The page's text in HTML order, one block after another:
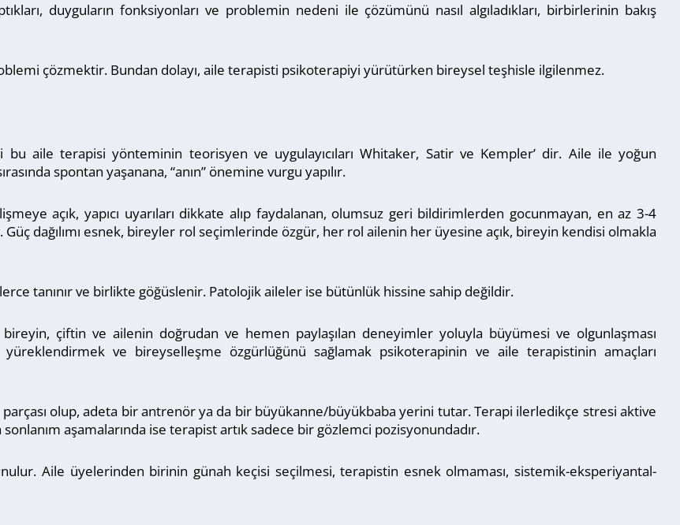
duyguların fonksiyonları ve problemin nedeni ile çözümünü nasıl algıladıkları, birbirlerinin bakış
çözmektir. Bundan dolayı, aile terapisti psikoterapiyi yürütürken bireysel teşhisle ilgilenmez.
aile terapisi yönteminin teorisyen ve uygulayıcıları Whitaker, Satir ve Kempler’ dir. Aile ile yoğun
spontan yaşanana, “anın” önemine vurgu yapılır.
açık, yapıcı uyarıları dikkate alıp faydalanan, olumsuz geri bildirimlerden gocunmayan, en az 3-4
dağılımı esnek, bireyler rol seçimlerinde özgür, her rol ailenin her üyesine açık, bireyin kendisi olmakla
tanınır ve birlikte göğüslenir. Patolojik aileler ise bütünlük hissine sahip değildir.
çiftin ve ailenin doğrudan ve hemen paylaşılan deneyimler yoluyla büyümesi ve olgunlaşması
yüreklendirmek ve bireyselleşme özgürlüğünü sağlamak psikoterapinin ve aile terapistinin amaçları
olup, adeta bir antrenör ya da bir büyükanne/büyükbaba yerini tutar. Terapi ilerledikçe stresi aktive
sonlanım aşamalarında ise terapist artık sadece bir gözlemci pozisyonundadır.
Aile üyelerinden birinin günah keçisi seçilmesi, terapistin esnek olmaması, sistemik-eksperiyantal-